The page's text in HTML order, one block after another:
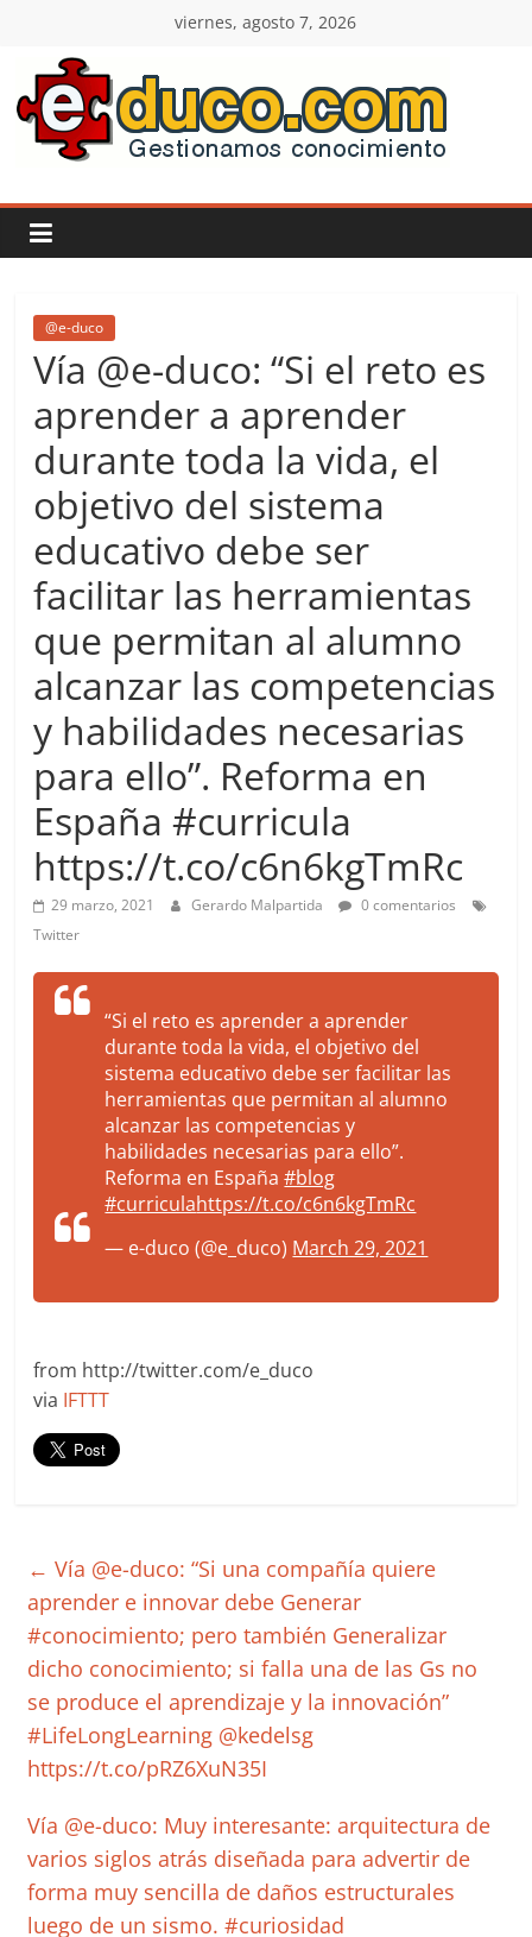
contenido
viernes, agosto 7, 2026
E-
duco:
Gestión
del
Conocimiento
Learn
more.
Do
more.
more.
@e-duco
Vía @e-duco: “Si el reto es
aprender a aprender
durante toda la vida, el
objetivo del sistema
educativo debe ser
facilitar las herramientas
que permitan al alumno
alcanzar las competencias
y habilidades necesarias
para ello”. Reforma en
España #curricula
https://t.co/c6n6kgTmRc
29 marzo, 2021 Gerardo Malpartida
0 comentarios
Twitter
“Si el reto es aprender a aprender
durante toda la vida, el objetivo del
sistema educativo debe ser facilitar las
herramientas que permitan al alumno
alcanzar las competencias y
habilidades necesarias para ello”.
Reforma en España#blog
#curriculahttps://t.co/c6n6kgTmRc
— e-duco (@e_duco) March 29, 2021
from http://twitter.com/e_duco
via IFTTT
← Vía @e-duco: “Si una compañía quiere
aprender e innovar debe Generar
#conocimiento; pero también Generalizar
dicho conocimiento; si falla una de las Gs no
se produce el aprendizaje y la innovación”
#LifeLongLearning @kedelsg
https://t.co/pRZ6XuN35I
Vía @e-duco: Muy interesante: arquitectura de
varios siglos atrás diseñada para advertir de
forma muy sencilla de daños estructurales
luego de un sismo. #curiosidad